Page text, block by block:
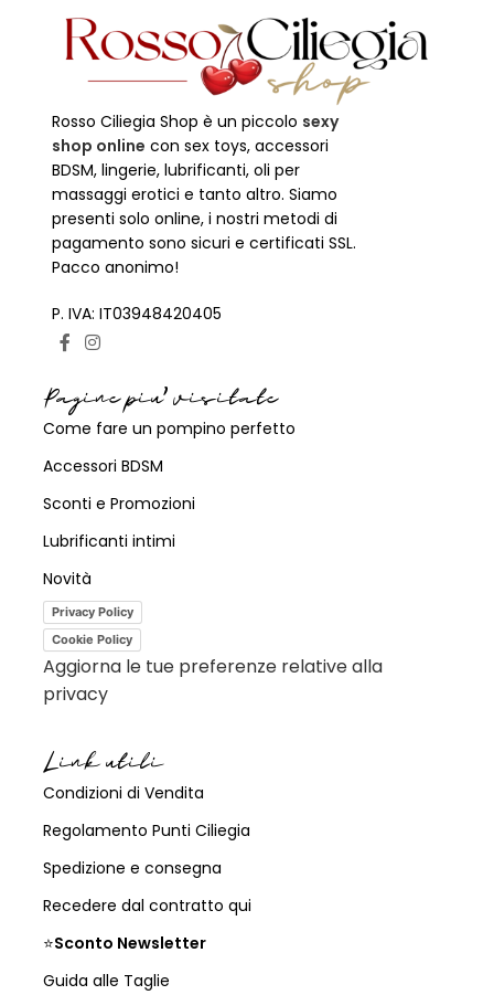
Rosso Ciliegia Shop è un piccolo sexy
shop online con sex toys, accessori
BDSM, lingerie, lubrificanti, oli per
massaggi erotici e tanto altro. Siamo
presenti solo online, i nostri metodi di
pagamento sono sicuri e certificati SSL.
Pacco anonimo!
P. IVA: IT03948420405
Pagine piu' visitate
Come fare un pompino perfetto
Accessori BDSM
Sconti e Promozioni
Lubrificanti intimi
Novità
Privacy Policy
Cookie Policy
Aggiorna le tue preferenze relative alla
privacy
Link utili
Condizioni di Vendita
Regolamento Punti Ciliegia
Spedizione e consegna
Recedere dal contratto qui
⭐Sconto Newsletter
Guida alle Taglie